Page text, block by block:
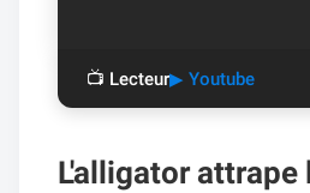
📺 Lecteur▶ Youtube
L'alligator